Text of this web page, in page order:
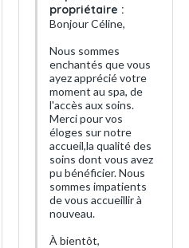
propriétaire :
Bonjour Céline,
Nous sommes
enchantés que vous
ayez apprécié votre
moment au spa, de
l'accès aux soins.
Merci pour vos
éloges sur notre
accueil,la qualité des
soins dont vous avez
pu bénéficier. Nous
sommes impatients
de vous accueillir à
nouveau.
À bientôt,